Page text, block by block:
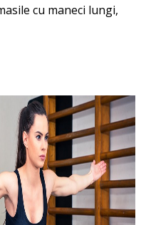
cu maneci lungi,